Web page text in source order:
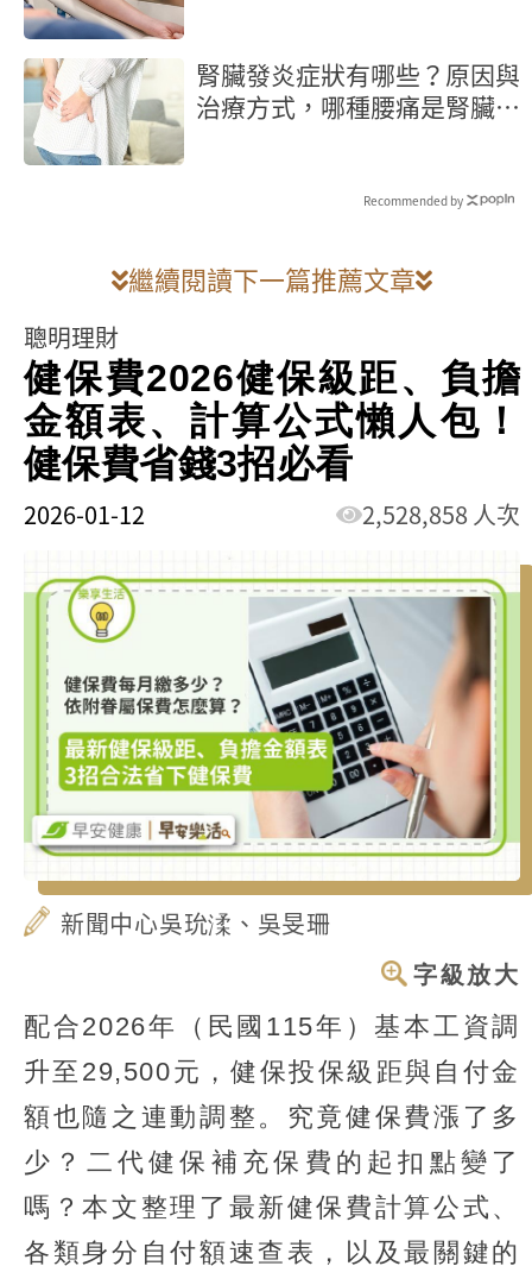
腎臟發炎症狀有哪些？原因與
治療方式，哪種腰痛是腎臟發
Recommended by
繼續閱讀下一篇推薦文章
聰明理財
健保費2026健保級距、負擔
金額表、計算公式懶人包！
健保費省錢3招必看
2026-01-12 2,528,858 人次
新聞中心吳玧渘、吳旻珊
字級放大
配合2026年（民國115年）基本工資調
升至29,500元，健保投保級距與自付金
額也隨之連動調整。究竟健保費漲了多
少？二代健保補充保費的起扣點變了
嗎？本文整理了最新健保費計算公式、
各類身分自付額速查表，以及最關鍵的